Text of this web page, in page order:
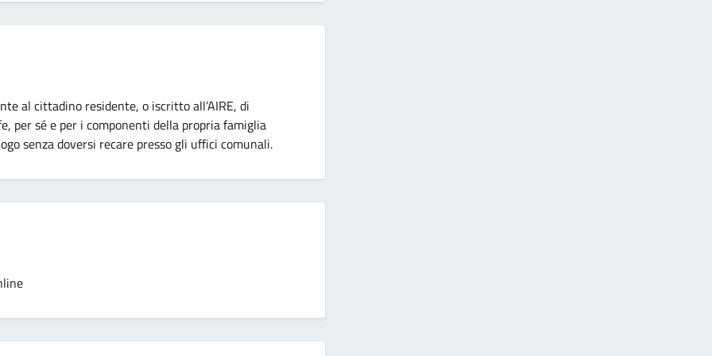
al cittadino residente, o iscritto all’AIRE, di
per sé e per i componenti della propria famiglia
senza doversi recare presso gli uffici comunali.